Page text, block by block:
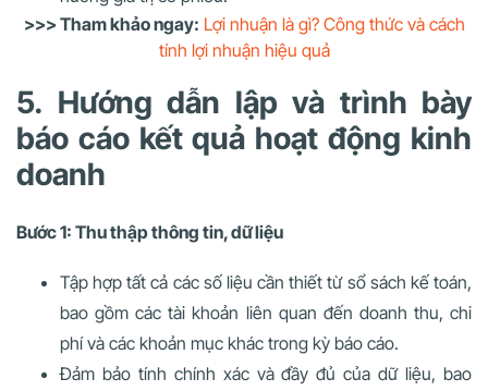
>>> Tham khảo ngay: Lợi nhuận là gì? Công thức và cách
tính lợi nhuận hiệu quả
5. Hướng dẫn lập và trình bày
báo cáo kết quả hoạt động kinh
doanh
Bước 1: Thu thập thông tin, dữ liệu
Tập hợp tất cả các số liệu cần thiết từ sổ sách kế toán,
bao gồm các tài khoản liên quan đến doanh thu, chi
phí và các khoản mục khác trong kỳ báo cáo.
Đảm bảo tính chính xác và đầy đủ của dữ liệu, bao